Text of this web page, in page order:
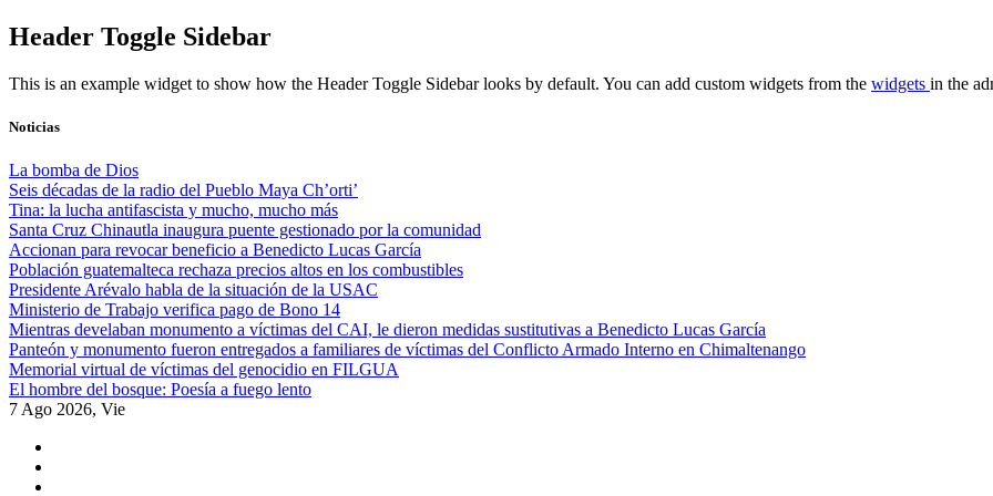
Skip
to
Header Toggle Sidebar
This is an example widget to show how the Header Toggle Sidebar looks by default. You can add custom widgets from the widgets in the
Noticias
La bomba de Dios
Seis décadas de la radio del Pueblo Maya Ch’orti’
Tina: la lucha antifascista y mucho, mucho más
Santa Cruz Chinautla inaugura puente gestionado por la comunidad
Accionan para revocar beneficio a Benedicto Lucas García
Población guatemalteca rechaza precios altos en los combustibles
Presidente Arévalo habla de la situación de la USAC
Ministerio de Trabajo verifica pago de Bono 14
Mientras develaban monumento a víctimas del CAI, le dieron medidas sustitutivas a Benedicto Lucas García
Panteón y monumento fueron entregados a familiares de víctimas del Conflicto Armado Interno en Chimaltenango
Memorial virtual de víctimas del genocidio en FILGUA
El hombre del bosque: Poesía a fuego lento
7 Ago 2026, Vie